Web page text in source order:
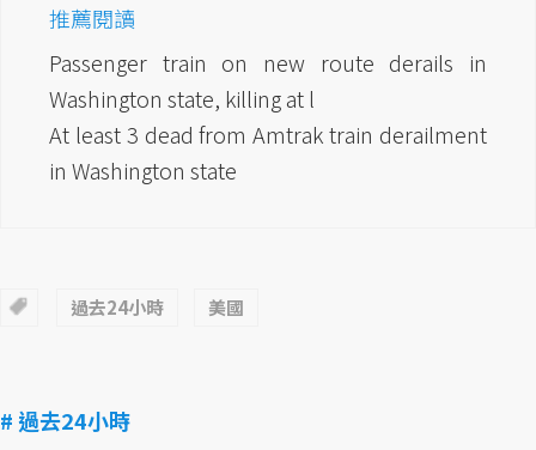
推薦閱讀
Passenger train on new route derails in
Washington state, killing at l
At least 3 dead from Amtrak train derailment
in Washington state
過去24小時 美國
# 過去24小時